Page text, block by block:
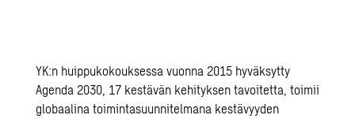
YK:n huippukokouksessa vuonna 2015 hyväksytty
Agenda 2030, 17 kestävän kehityksen tavoitetta, toimii
globaalina toimintasuunnitelmana kestävyyden